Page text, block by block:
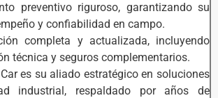
preventivo riguroso, garantizando su
y confiabilidad en campo.
completa y actualizada, incluyendo
técnica y seguros complementarios.
es su aliado estratégico en soluciones
industrial, respaldado por años de